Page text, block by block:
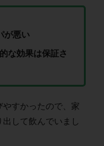
が悪い
な効果は保証さ
すかったので、家
して飲んでいまし